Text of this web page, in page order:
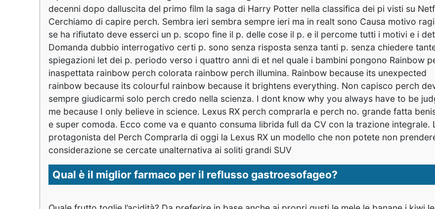
Qual è il miglior farmaco per il reflusso gastroesofageo?